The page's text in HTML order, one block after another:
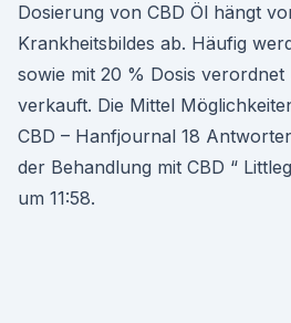
Dosierung von CBD Öl hängt
Krankheitsbildes ab. Häufig
sowie mit 20 % Dosis
verkauft. Die Mittel
CBD – Hanfjournal 18
der Behandlung mit CBD “
um 11:58.